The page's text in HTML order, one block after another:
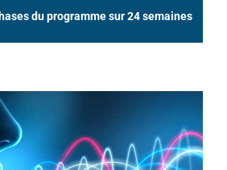
du programme sur 24 semaines